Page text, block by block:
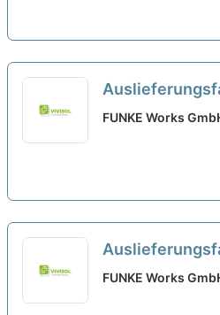
Vollzeit,
FUNKE Works
TCG-
FUNKE Works